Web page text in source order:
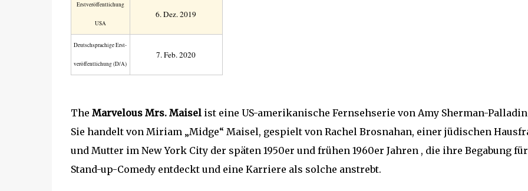
Erst­veröffent­lichung
USA
6. Dez. 2019
Deutsch­sprachige Erst­
veröffent­lichung (D/A)
7. Feb. 2020
The Marvelous Mrs. Maiselist eine US-amerikanische Fernsehserie von Amy Sherman-
Sie handelt von Miriam „Midge“ Maisel, gespielt von Rachel Brosnahan, einer jüdischen
und Mutter im New York City der späten 1950er und frühen 1960er Jahren , die ihre Begabung für
Stand-up-Comedy entdeckt und eine Karriere als solche anstrebt.